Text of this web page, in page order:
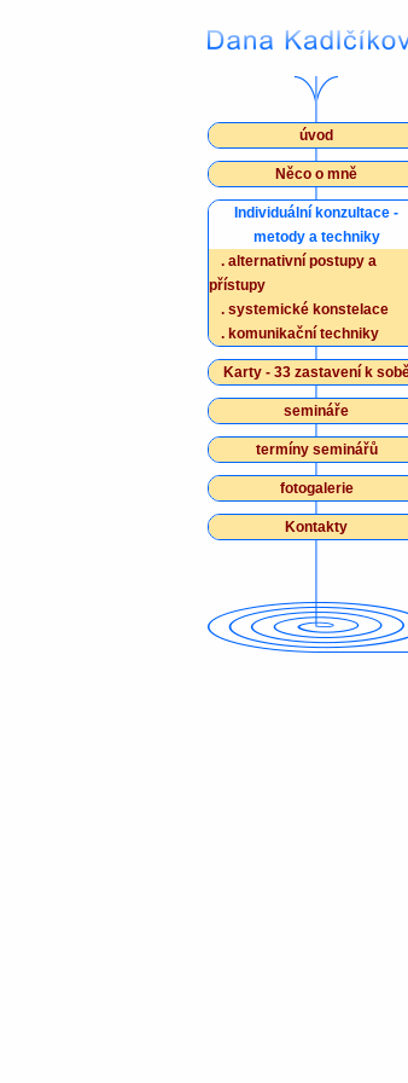
úvod
Něco o mně
Individuální konzultace -
metody a techniky
. alternativní postupy a
přístupy
. systemické konstelace
. komunikační techniky
Karty - 33 zastavení k
semináře
termíny seminářů
fotogalerie
Kontakty